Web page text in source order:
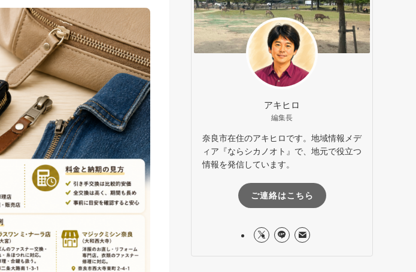
アキヒロ
編集長
奈良市在住のアキヒロです。地域情報メデ
ィア『ならシカノオト』で、地元で役立つ
情報を発信しています。
ご連絡はこちら